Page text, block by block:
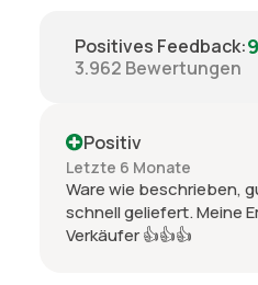
Positives Feedback:
3.962 Bewertungen
Positiv
Letzte 6 Monate
Ware wie beschrieben,
schnell geliefert. Meine
Verkäufer 👍👍👍